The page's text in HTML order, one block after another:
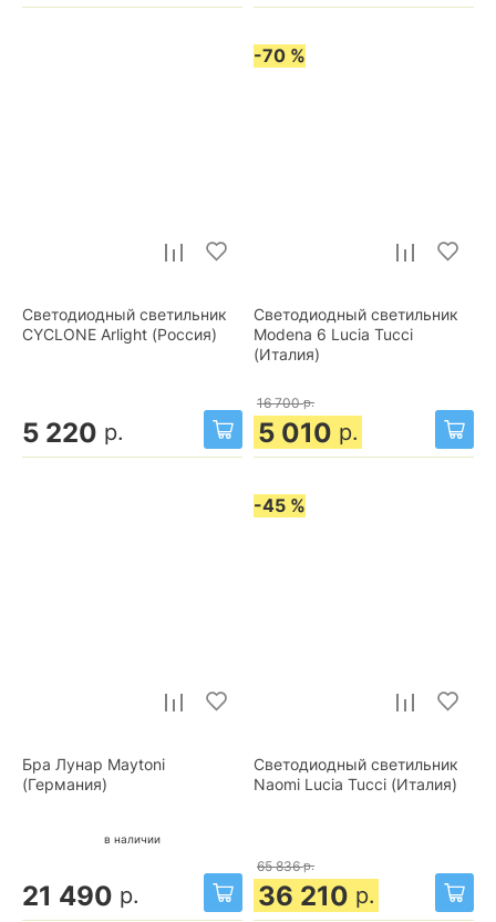
Светодиодный светильник
CYCLONE Arlight (Россия)
5 220 р.
-70 %
Светодиодный светильник
Modena 6 Lucia Tucci
(Италия)
16 700 р.
5 010 р.
Бра Лунар Maytoni
(Германия)
в наличии
21 490 р.
-45 %
Светодиодный светильник
Naomi Lucia Tucci (Италия)
65 836 р.
36 210 р.